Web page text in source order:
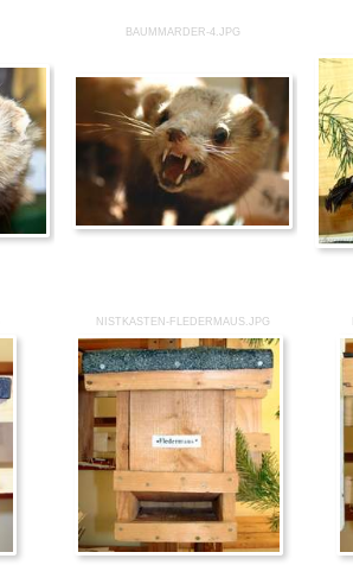
BAUMMARDER-4.JPG
NISTKASTEN-FLEDERMAUS.JPG